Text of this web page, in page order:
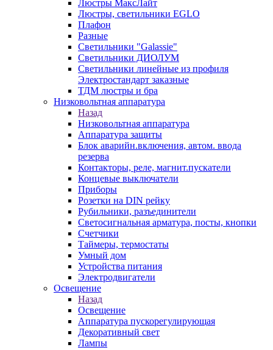
Люстры МаксЛайт
Люстры, светильники EGLO
Плафон
Разные
Светильники "Galassie"
Светильники ДИОЛУМ
Светильники линейные из профиля
Электростандарт заказные
ТДМ люстры и бра
Низковольтная аппаратура
Назад
Низковольтная аппаратура
Аппаратура защиты
Блок аварийн.включения, автом. ввода
резерва
Контакторы, реле, магнит.пускатели
Концевые выключатели
Приборы
Розетки на DIN рейку
Рубильники, разъединители
Светосигнальная арматура, посты, кнопки
Счетчики
Таймеры, термостаты
Умный дом
Устройства питания
Электродвигатели
Освещение
Назад
Освещение
Аппаратура пускорегулирующая
Декоративный свет
Лампы